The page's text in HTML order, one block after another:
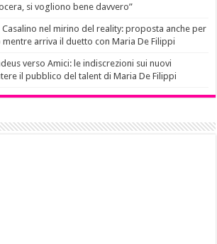
si vogliono bene davvero”
Casalino nel mirino del reality: proposta anche per
arriva il duetto con Maria De Filippi
verso Amici: le indiscrezioni sui nuovi
il pubblico del talent di Maria De Filippi